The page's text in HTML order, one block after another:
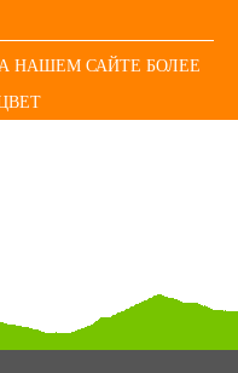
НАШЕМ САЙТЕ БОЛЕЕ